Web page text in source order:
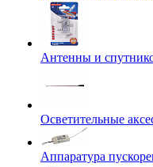
Антенны и
Осветительные
Аппаратура